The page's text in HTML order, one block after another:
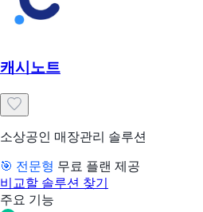
캐시노트
소상공인 매장관리 솔루션
🎯 전문형 무료 플랜 제공
비교할 솔루션 찾기
주요 기능